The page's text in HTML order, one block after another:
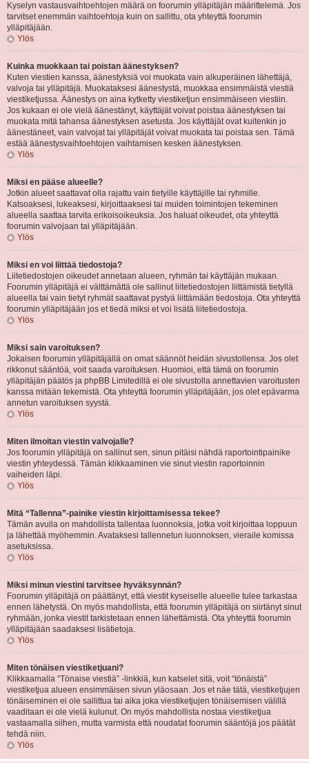
Kyselyn vastausvaihtoehtojen määrä on foorumin ylläpitäjän määrittelemä. Jos
tarvitset enemmän vaihtoehtoja kuin on sallittu, ota yhteyttä foorumin
ylläpitäjään.
Ylös
Kuinka muokkaan tai poistan äänestyksen?
Kuten viestien kanssa, äänestyksiä voi muokata vain alkuperäinen lähettäjä,
valvoja tai ylläpitäjä. Muokataksesi äänestystä, muokkaa ensimmäistä viestiä
viestiketjussa. Äänestys on aina kytketty viestiketjun ensimmäiseen viestiin.
Jos kukaan ei ole vielä äänestänyt, käyttäjät voivat poistaa äänestyksen tai
muokata mitä tahansa äänestyksen asetusta. Jos käyttäjät ovat kuitenkin jo
äänestäneet, vain valvojat tai ylläpitäjät voivat muokata tai poistaa sen. Tämä
estää äänestysvaihtoehtojen vaihtamisen kesken äänestyksen.
Ylös
Miksi en pääse alueelle?
Jotkin alueet saattavat olla rajattu vain tietyille käyttäjille tai ryhmille.
Katsoaksesi, lukeaksesi, kirjoittaaksesi tai muiden toimintojen tekeminen
alueella saattaa tarvita erikoisoikeuksia. Jos haluat oikeudet, ota yhteyttä
foorumin valvojaan tai ylläpitäjään.
Ylös
Miksi en voi liittää tiedostoja?
Liitetiedostojen oikeudet annetaan alueen, ryhmän tai käyttäjän mukaan.
Foorumin ylläpitäjä ei välttämättä ole sallinut liitetiedostojen liittämistä tietyllä
alueella tai vain tietyt ryhmät saattavat pystyä liittämään tiedostoja. Ota yhteyttä
foorumin ylläpitäjään jos et tiedä miksi et voi lisätä liitetiedostoja.
Ylös
Miksi sain varoituksen?
Jokaisen foorumin ylläpitäjällä on omat säännöt heidän sivustollensa. Jos olet
rikkonut sääntöä, voit saada varoituksen. Huomioi, että tämä on foorumin
ylläpitäjän päätös ja phpBB Limitedillä ei ole sivustolla annettavien varoitusten
kanssa mitään tekemistä. Ota yhteyttä foorumin ylläpitäjään, jos olet epävarma
annetun varoituksen syystä.
Ylös
Miten ilmoitan viestin valvojalle?
Jos foorumin ylläpitäjä on sallinut sen, sinun pitäisi nähdä raportointipainike
viestin yhteydessä. Tämän klikkaaminen vie sinut viestin raportoinnin
vaiheiden läpi.
Ylös
Mitä “Tallenna”-painike viestin kirjoittamisessa tekee?
Tämän avulla on mahdollista tallentaa luonnoksia, jotka voit kirjoittaa loppuun
ja lähettää myöhemmin. Avataksesi tallennetun luonnoksen, vieraile komissa
asetuksissa.
Ylös
Miksi minun viestini tarvitsee hyväksynnän?
Foorumin ylläpitäjä on päättänyt, että viestit kyseiselle alueelle tulee tarkastaa
ennen lähetystä. On myös mahdollista, että foorumin ylläpitäjä on siirtänyt sinut
ryhmään, jonka viestit tarkistetaan ennen lähettämistä. Ota yhteyttä foorumin
ylläpitäjään saadaksesi lisätietoja.
Ylös
Miten tönäisen viestiketjuani?
Klikkaamalla “Tönaise viestiä” -linkkiä, kun katselet sitä, voit “tönäistä”
viestiketjua alueen ensimmäisen sivun yläosaan. Jos et näe tätä, viestiketjujen
tönäiseminen ei ole sallittua tai aika joka viestiketjujen tönäisemisen välillä
vaaditaan ei ole vielä kulunut. On myös mahdollista nostaa viestiketjua
vastaamalla siihen, mutta varmista että noudatat foorumin sääntöjä jos päätät
tehdä niin.
Ylös